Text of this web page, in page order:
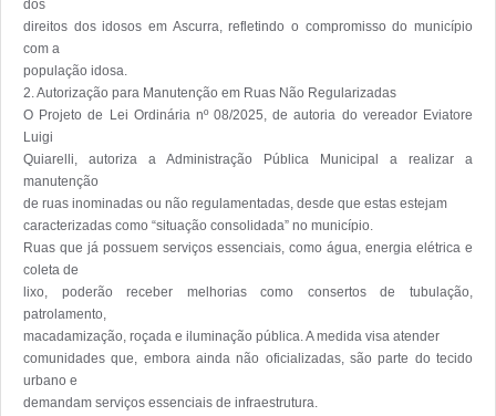
dos
direitos dos idosos em Ascurra, refletindo o compromisso do município
com a
população idosa.
2. Autorização para Manutenção em Ruas Não Regularizadas
O Projeto de Lei Ordinária nº 08/2025, de autoria do vereador Eviatore
Luigi
Quiarelli, autoriza a Administração Pública Municipal a realizar a
manutenção
de ruas inominadas ou não regulamentadas, desde que estas estejam
caracterizadas como “situação consolidada” no município.
Ruas que já possuem serviços essenciais, como água, energia elétrica e
coleta de
lixo, poderão receber melhorias como consertos de tubulação,
patrolamento,
macadamização, roçada e iluminação pública. A medida visa atender
comunidades que, embora ainda não oficializadas, são parte do tecido
urbano e
demandam serviços essenciais de infraestrutura.